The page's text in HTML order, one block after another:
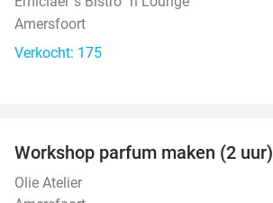
Amersfoort
Verkocht: 175
Workshop parfum maken (2 uur)
Olie Atelier